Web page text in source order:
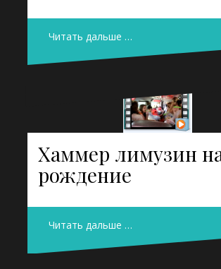
Читать дальше …
Хаммер лимузин
рождение
Читать дальше …